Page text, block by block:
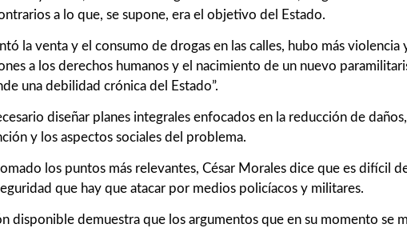
a lo que, se supone, era el objetivo del Estado.
la venta y el consumo de drogas en las calles, hubo más
a los derechos humanos y el nacimiento de un nuevo
una debilidad crónica del Estado”.
diseñar planes integrales enfocados en la reducción de
y los aspectos sociales del problema.
los puntos más relevantes, César Morales dice que es difícil
que hay que atacar por medios policíacos y militares.
disponible demuestra que los argumentos que en su momento se